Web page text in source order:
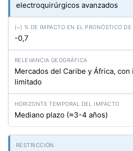
electroquirúrgicos avanzados
-0,7
Mercados del Caribe y África, con
limitado
Mediano plazo (≈3-4 años)